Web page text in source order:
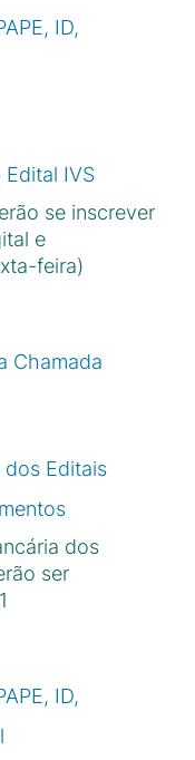
ID,
IVS
se inscrever
e
feira)
Chamada
Editais
dos
ser
ID,